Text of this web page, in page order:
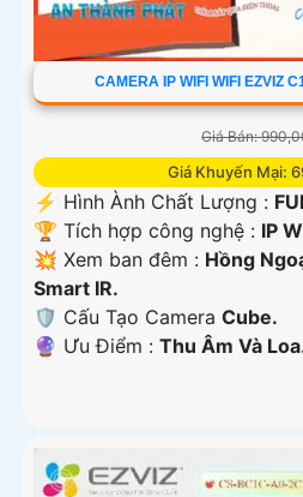
CAMERA IP WIFI WIFI EZVIZ
Giá Bán:
Giá Khuyến Mại:
️⚡ Hình Ành Chất Lượng :
🏆 Tích hợp công nghệ : IP
💥 Xem ban đêm : Hồng
Smart IR.
🛡 Cấu Tạo Camera Cube.
️🔮 Ưu Điểm : Thu Âm Và